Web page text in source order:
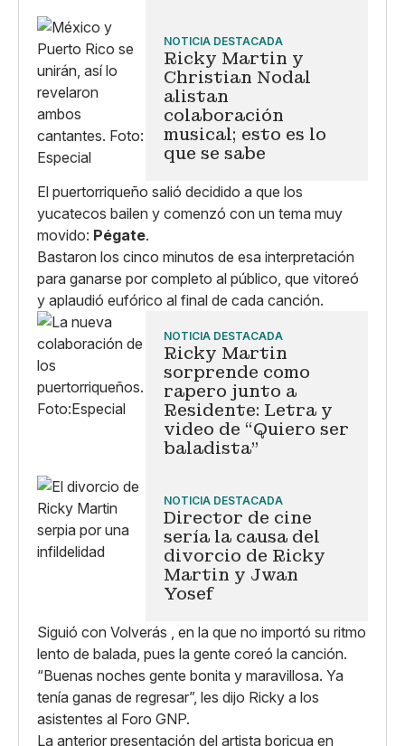
NOTICIA DESTACADA
Ricky Martin y
Christian Nodal
alistan
colaboración
musical; esto es lo
que se sabe
El puertorriqueño salió decidido a que los
yucatecos bailen y comenzó con un tema muy
movido: Pégate.
Bastaron los cinco minutos de esa interpretación
para ganarse por completo al público, que vitoreó
y aplaudió eufórico al final de cada canción.
NOTICIA DESTACADA
Ricky Martin
sorprende como
rapero junto a
Residente: Letra y
video de “Quiero ser
baladista”
NOTICIA DESTACADA
Director de cine
sería la causa del
divorcio de Ricky
Martin y Jwan
Yosef
Siguió con Volverás , en la que no importó su ritmo
lento de balada, pues la gente coreó la canción.
“Buenas noches gente bonita y maravillosa. Ya
tenía ganas de regresar”, les dijo Ricky a los
asistentes al Foro GNP.
La anterior presentación del artista boricua en